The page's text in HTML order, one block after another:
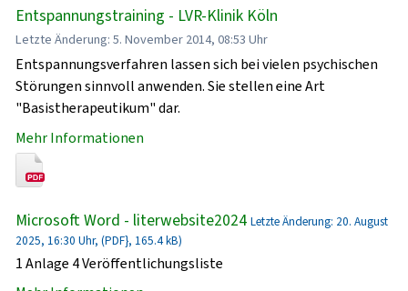
Entspannungstraining - LVR-Klinik Köln
Letzte Änderung: 5. November 2014, 08:53 Uhr
Entspannungsverfahren lassen sich bei vielen psychischen
Störungen sinnvoll anwenden. Sie stellen eine Art
"Basistherapeutikum" dar.
Mehr Informationen
Microsoft Word - literwebsite2024 Letzte Änderung: 20. August
2025, 16:30 Uhr, (PDF}, 165.4 kB)
1 Anlage 4 Veröffentlichungsliste